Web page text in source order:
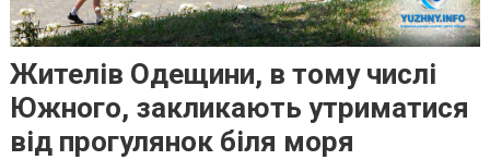
Жителів Одещини, в тому числі
Южного, закликають утриматися
від прогулянок біля моря